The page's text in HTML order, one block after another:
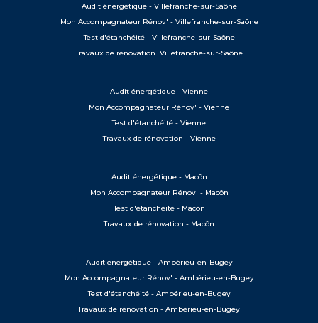
Audit énergétique - Villefranche-sur-Saône
Mon Accompagnateur Rénov' - Villefranche-sur-Saône
Test d'étanchéité - Villefranche-sur-Saône
Travaux de rénovation Villefranche-sur-Saône
Audit énergétique - Vienne
Mon Accompagnateur Rénov' - Vienne
Test d'étanchéité - Vienne
Travaux de rénovation - Vienne
Audit énergétique - Macôn
Mon Accompagnateur Rénov' - Macôn
Test d'étanchéité - Macôn
Travaux de rénovation - Macôn
Audit énergétique - Ambérieu-en-Bugey
Mon Accompagnateur Rénov' - Ambérieu-en-Bugey
Test d'étanchéité - Ambérieu-en-Bugey
Travaux de rénovation - Ambérieu-en-Bugey